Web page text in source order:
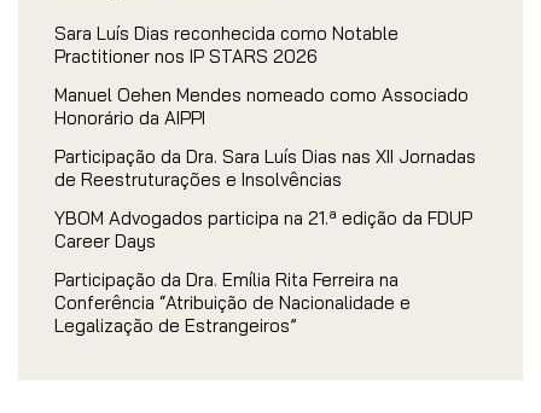
Sara Luís Dias reconhecida como Notable
Practitioner nos IP STARS 2026
Manuel Oehen Mendes nomeado como Associado
Honorário da AIPPI
Participação da Dra. Sara Luís Dias nas XII Jornadas
de Reestruturações e Insolvências
YBOM Advogados participa na 21.ª edição da FDUP
Career Days
Participação da Dra. Emília Rita Ferreira na
Conferência “Atribuição de Nacionalidade e
Legalização de Estrangeiros”